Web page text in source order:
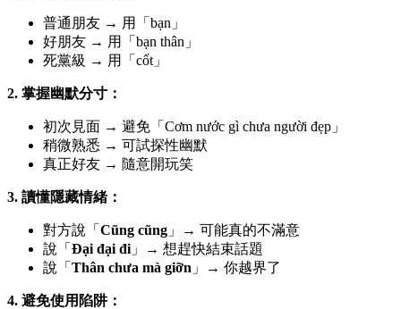
普通朋友 → 用「bạn」
好朋友 → 用「bạn thân」
死黨級 → 用「cốt」
2. 掌握幽默分寸：
初次見面 → 避免「Cơm nước gì chưa người đẹp」
稍微熟悉 → 可試探性幽默
真正好友 → 隨意開玩笑
3. 讀懂隱藏情緒：
對方說「 Cũng cũng 」→ 可能真的不滿意
說「 Đại đại đi 」→ 想趕快結束話題
說「 Thân chưa mà giỡn 」→ 你越界了
4. 避免使用陷阱：